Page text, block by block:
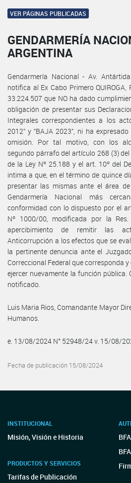
VER PÁGINAS PUBLICADAS
GENDARMERÍA
ARGENTINA
Gendarmería Nacional - Av. Antártida
notifica al Ex Cabo Primero
33.224.507 que NO ha dado
obligación de presentar sus
Integrales correspondientes a los
2012” y “BAJA 2023”, ni ha
omisión. Por tal motivo, con los
segundo párrafo del artículo 268 (3)
de la Ley Nº 25.188 y el art. 10º del
intima a que, en el término de quince
presentar las mismas ante el área
Gendarmería Nacional más
conformidad con lo dispuesto por el
Nº 1000/00, modificada por la
apercibimiento de remitir las
Anticorrupción a los efectos que se
la pertinente denuncia ante el
Correccional Federal que corresponda
ejercer nuevamente la función pública.
notificado.
Luis Maria Rios, Comandante Mayor
Humanos.
e. 13/08/2024 N° 52948/24 v. 15/08/
Fecha de publicación 15/08/2024
INSTITUCIONAL
Misión, Visión e Historia
PRODUCTOS Y SERVICIOS
Tarifas de Publicación